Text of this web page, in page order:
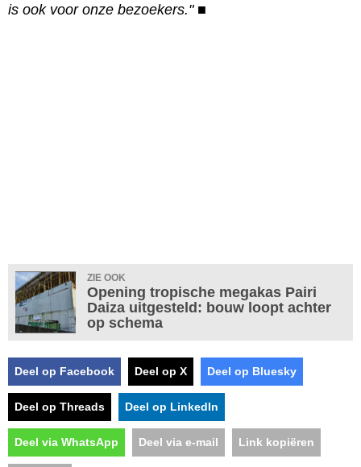
is ook voor onze bezoekers." ■
ZIE OOK
Opening tropische megakas Pairi
Daiza uitgesteld: bouw loopt achter
op schema
Deel op Facebook Deel op X Deel op Bluesky
Deel op Threads Deel op LinkedIn
Deel via WhatsApp Deel via e-mail Link kopiëren